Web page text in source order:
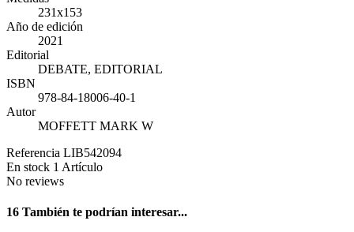
231x153
Año de edición
2021
Editorial
DEBATE, EDITORIAL
ISBN
978-84-18006-40-1
Autor
MOFFETT MARK W
Referencia LIB542094
En stock 1 Artículo
No reviews
16 También te podrían interesar...